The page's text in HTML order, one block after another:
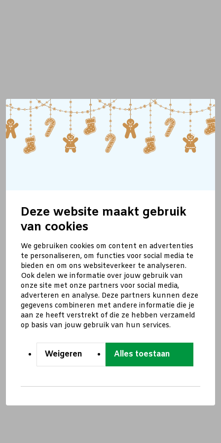
Deze website maakt gebruik
van cookies
We gebruiken cookies om content en advertenties
te personaliseren, om functies voor social media te
bieden en om ons websiteverkeer te analyseren.
Ook delen we informatie over jouw gebruik van
onze site met onze partners voor social media,
adverteren en analyse. Deze partners kunnen deze
gegevens combineren met andere informatie die je
aan ze heeft verstrekt of die ze hebben verzameld
op basis van jouw gebruik van hun services.
Weigeren Alles toestaan